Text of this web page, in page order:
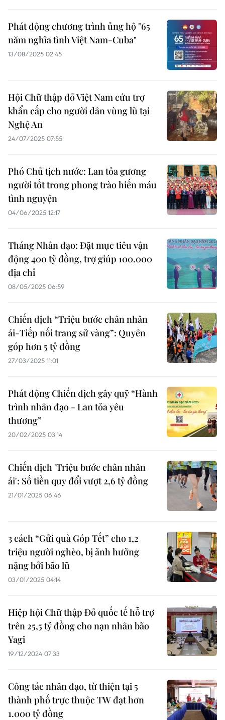
Phát động chương trình ủng hộ "65
năm nghĩa tình Việt Nam-Cuba"
13/08/2025 02:45
Hội Chữ thập đỏ Việt Nam cứu trợ
khẩn cấp cho người dân vùng lũ tại
Nghệ An
24/07/2025 07:55
Phó Chủ tịch nước: Lan tỏa gương
người tốt trong phong trào hiến máu
tình nguyện
04/06/2025 12:17
Tháng Nhân đạo: Đặt mục tiêu vận
động 400 tỷ đồng, trợ giúp 100.000
địa chỉ
08/05/2025 06:59
Chiến dịch “Triệu bước chân nhân
ái-Tiếp nối trang sử vàng”: Quyên
góp hơn 5 tỷ đồng
27/03/2025 11:01
Phát động Chiến dịch gây quỹ “Hành
trình nhân đạo - Lan tỏa yêu
thương”
20/02/2025 03:14
Chiến dịch 'Triệu bước chân nhân
ái': Số tiền quy đổi vượt 2,6 tỷ đồng
21/01/2025 06:46
3 cách “Gửi quà Góp Tết” cho 1,2
triệu người nghèo, bị ảnh hưởng
nặng bởi bão lũ
03/01/2025 04:14
Hiệp hội Chữ thập Đỏ quốc tế hỗ trợ
trên 25,5 tỷ đồng cho nạn nhân bão
Yagi
19/12/2024 07:33
Công tác nhân đạo, từ thiện tại 5
thành phố trực thuộc TW đạt hơn
1.000 tỷ đồng